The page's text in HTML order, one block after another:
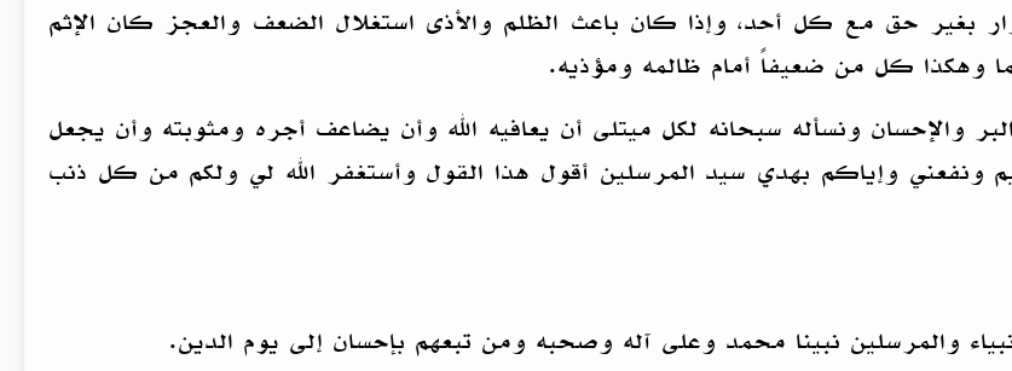
بغير حق مع كل أحد، وإذا كان باعث الظلم والأذى استغلال الضعف والعجز كان الإثم
وهكذا كل من ضعيفاً أمام ظالمه ومؤذيه.
والإحسان ونسأله سبحانه لكل ميتلى أن يعافيه الله وأن يضاعف أجره ومثوبته وأن يجعل
ونفعني وإياكم بهدي سيد المرسلين أقول هذا القول وأستغفر الله لي ولكم من كل ذنب
والمرسلين نبينا محمد وعلى آله وصحبه ومن تبعهم بإحسان إلى يوم الدين.